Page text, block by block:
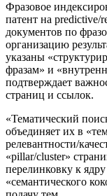
Фразовое
патент на predictive/
документов по
организацию
указаны
фразам» и
подтверждает
страниц и ссылок.
«Тематический
объединяет их в
релевантности/
«pillar/cluster»
перелинковку к
«семантического